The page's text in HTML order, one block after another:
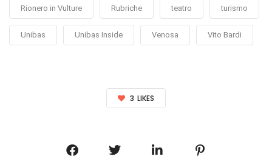
Rionero in Vulture Rubriche teatro turismo
Unibas Unibas Inside Venosa Vito Bardi
3 LIKES